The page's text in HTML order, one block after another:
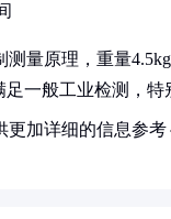
量原理，重量
一般工业检测，特
加详细的信息参考